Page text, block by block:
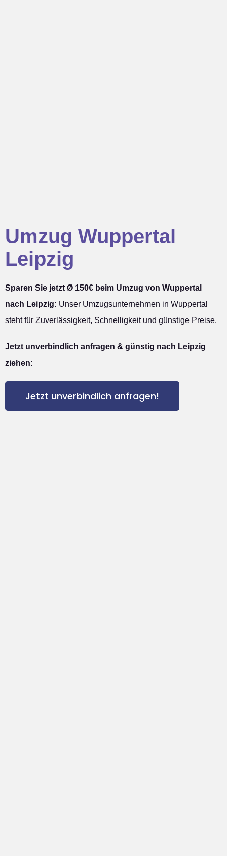
Umzug Wuppertal
Leipzig
Sparen Sie jetzt Ø 150€ beim Umzug von Wuppertal
nach Leipzig: Unser Umzugsunternehmen in Wuppertal
steht für Zuverlässigkeit, Schnelligkeit und günstige Preise.
Jetzt unverbindlich anfragen & günstig nach Leipzig
ziehen:
Jetzt unverbindlich anfragen!